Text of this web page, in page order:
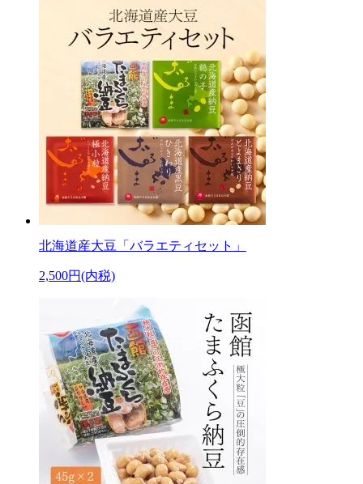
北海道産大豆「バラエティセット」
2,500円(内税)